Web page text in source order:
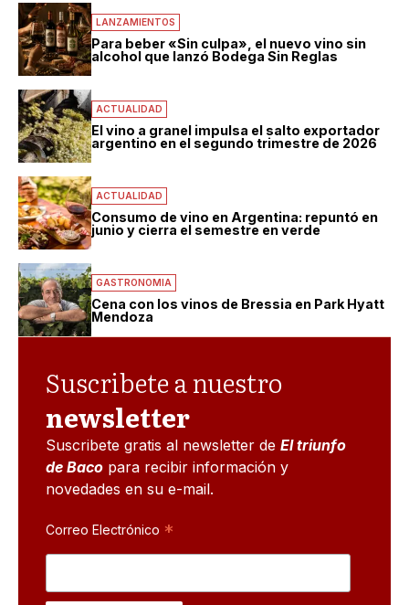
LANZAMIENTOS
Para beber «Sin culpa», el nuevo vino sin
alcohol que lanzó Bodega Sin Reglas
ACTUALIDAD
El vino a granel impulsa el salto exportador
argentino en el segundo trimestre de 2026
ACTUALIDAD
Consumo de vino en Argentina: repuntó en
junio y cierra el semestre en verde
GASTRONOMIA
Cena con los vinos de Bressia en Park Hyatt
Mendoza
Suscribete a nuestro
newsletter
Suscribete gratis al newsletter de El triunfo
de Baco para recibir información y
novedades en su e-mail.
Correo Electrónico *